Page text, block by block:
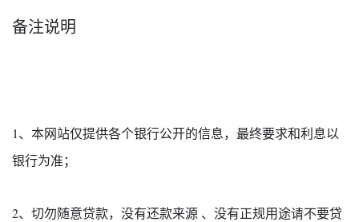
备注说明
1、本网站仅提供各个银行公开的信息，最终要求和利息以
银行为准；
2、切勿随意贷款，没有还款来源 、没有正规用途请不要贷